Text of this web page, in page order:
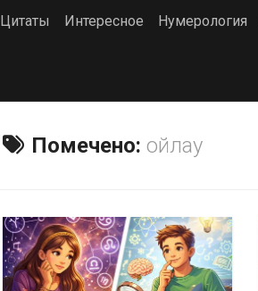
Цитаты Интересное Нумерология
Помечено:ойлау